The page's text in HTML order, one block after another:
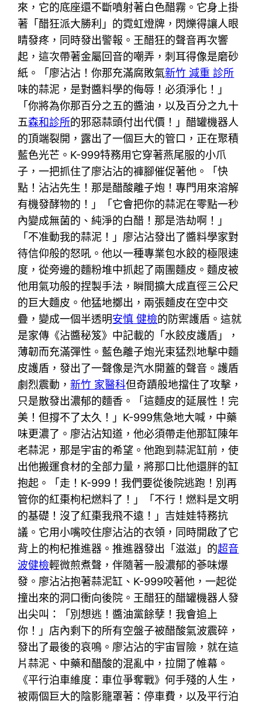
來，它的底座還不斷噴射著白色醋霧。它身上掛
著「醋狂派大勝利」的霓虹燈牌，閃爍得讓人眼
睛發疼，同時發出警報。王醋狂的聲音再次響
起，這次帶著金屬回音的嘲弄，刺耳得像是磨砂
紙。「廖沾沾！你那充滿腐敗氣新竹 減重 診所
味的蒜泥，是對醬料學的侮辱！必須淨化！」
「你將為你那百分之五的醬油，以及百分之九十
五森和診所的邪惡蒜頭付出代價！」醋罐機器人
的頂端裂開，露出了一個巨大的管口，正在聚積
藍色光芒。K-999特務用它穿著燕尾服的小爪
子，一把抓住了廖沾沾的褲腳催促著他。「快
點！沾沾先生！那是醋酸離子炮！專門用來溶解
有機發酵物的！」「它會把你的蒜泥在零點一秒
內變成無菌的、純淨的白醋！那是浩劫啊！」
「不准動我的蒜泥！」廖沾沾發出了醬料學家對
待信仰般的怒吼。他以一種專業包水餃的極限速
度，從旁邊的麵粉堆中抓起了兩團麵皮。麵皮被
他用氣功般的捏製手法，瞬間擴大成直徑三公尺
的巨大麵皮。他猛地擲出，兩張麵皮在空中交
疊，變成一個半透明安慎 健檢的防禦護盾。這就
是家傳《沾醬秘笈》中記載的「水餃皮護盾」，
薄韌而充滿彈性。藍色離子炮光束猛烈地擊中麵
皮護盾，發出了一聲像是汽水開蓋的聲音。護盾
劇烈震動，新竹 家醫科但奇蹟般地擋住了攻擊，
只是散發出濃郁的麵香。「這麵皮的延展性！完
美！但撐不了太久！」K-999焦急地大喊，中藥
味更濃了。廖沾沾知道，他必須帶走他那缸陳年
老蒜泥，那是宇宙的希望。他跑到蒜泥缸前，使
出他搬運食材的全部力量，將那口比他還胖的缸
抱起。「走！K-999！我們要從後院逃跑！別再
管你的紅棗枸杞燃料了！」「不行！燃料是文明
的基礎！沒了紅棗我飛不遠！」吉娃娃特務抗
議。它用小嘴咬住廖沾沾的衣領，同時開啟了它
背上的枸杞推進器。推進器發出「滋滋」的超音
波健檢輕微煎煮聲，伴隨著一股濃郁的蔘味爆
發。廖沾沾抱著蒜泥缸、K-999咬著他，一起從
撞出來的洞口衝向後院。王醋狂的醋罐機器人發
出尖叫：「別想逃！醬油黨餘孽！我會追上
你！」店內剩下的所有空盤子被醋酸氣波震碎，
發出了最後的哀鳴。廖沾沾的宇宙冒險，就在這
片蒜泥、中藥和醋酸的混亂中，拉開了帷幕。
《平行泊車維度：車位爭奪戰》何手殘的人生，
被兩個巨大的陰影籠罩著：停車費，以及平行泊